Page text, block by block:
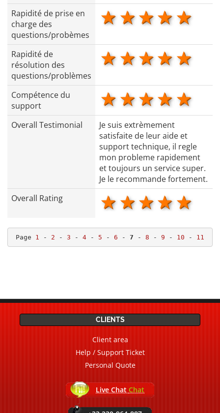
Rapidité de prise en
charge des
questions/probèmes
4
3 stars
2 stars
1 star
Rapidité de
résolution des
questions/problèmes
4
3 stars
2 stars
1 star
Compétence du
support
4
3 stars
2 stars
1 star
Overall Testimonial
Je suis extrèmement
satisfaite de leur aide et
support technique, il regle
mon probleme rapidement
et toujours un service super.
Je le recommande fortement.
Overall Rating
4
3 stars
2 stars
1 star
Page 1 - 2 - 3 - 4 - 5 - 6 - 7 - 8 - 9 - 10 - 11
CLIENTS
Client area
Help / Support Ticket
Personal Quote
Live Chat Chat